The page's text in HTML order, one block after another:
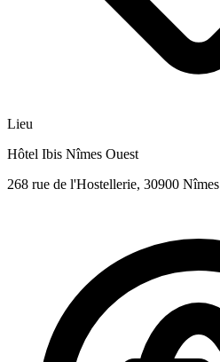
Lieu
Hôtel Ibis Nîmes Ouest
268 rue de l'Hostellerie, 30900 Nîmes